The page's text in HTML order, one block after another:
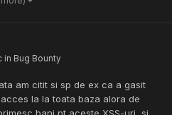
in Bug Bounty
am citit si sp de ex ca a gasit
la la toata baza alora de